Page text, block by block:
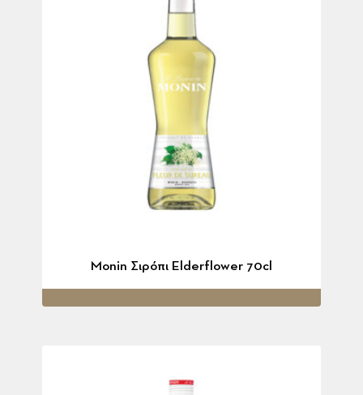
Monin Σιρόπι Elderflower 70cl